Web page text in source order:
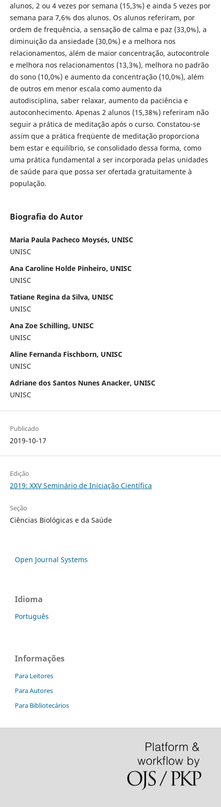
alunos, 2 ou 4 vezes por semana (15,3%) e ainda 5 vezes por
semana para 7,6% dos alunos. Os alunos referiram, por
ordem de frequência, a sensação de calma e paz (33,0%), a
diminuição da ansiedade (30,0%) e a melhora nos
relacionamentos, além de maior concentração, autocontrole
e melhora nos relacionamentos (13,3%), melhora no padrão
do sono (10,0%) e aumento da concentração (10,0%), além
de outros em menor escala como aumento da
autodisciplina, saber relaxar, aumento da paciência e
autoconhecimento. Apenas 2 alunos (15,38%) referiram não
seguir a prática de meditação após o curso. Constatou-se
assim que a prática freqüente de meditação proporciona
bem estar e equilíbrio, se consolidado dessa forma, como
uma prática fundamental a ser incorporada pelas unidades
de saúde para que possa ser ofertada gratuitamente à
população.
Biografia do Autor
Maria Paula Pacheco Moysés, UNISC
UNISC
Ana Caroline Holde Pinheiro, UNISC
UNISC
Tatiane Regina da Silva, UNISC
UNISC
Ana Zoe Schilling, UNISC
UNISC
Aline Fernanda Fischborn, UNISC
UNISC
Adriane dos Santos Nunes Anacker, UNISC
UNISC
Publicado
2019-10-17
Edição
2019: XXV Seminário de Iniciação Científica
Seção
Ciências Biológicas e da Saúde
Open Journal Systems
Idioma
Português
Informações
Para Leitores
Para Autores
Para Bibliotecários